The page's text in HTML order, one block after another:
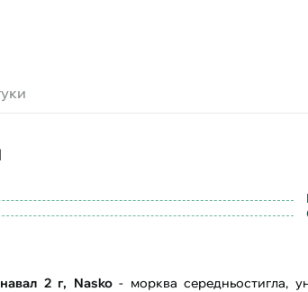
2 г, Nasko- морква середньостигла,